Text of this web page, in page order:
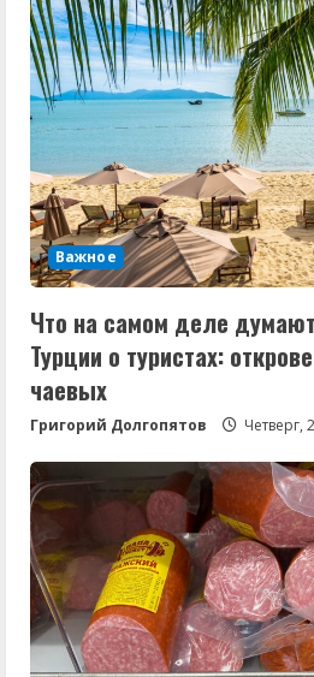
Важное
Что на самом деле
Турции о туристах:
чаевых
Григорий Долгопятов Четверг,